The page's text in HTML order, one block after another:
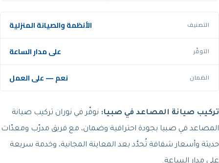
التصنيف الأنظمة والصيانة المنزلية
التوفّر على مدار الساعة
الضمان نعم — على العمل
تركيب صيانة المصاعد في صبيا: نوفّر في نوران تركيب صيانة
المصاعد في صبيا بجودة احترافية وضمان، مع فريق مدرّب ومعدّات
حديثة وأسعار شفافة تُحدَّد بعد المعاينة المجانية، وخدمة سريعة
على مدار الساعة.